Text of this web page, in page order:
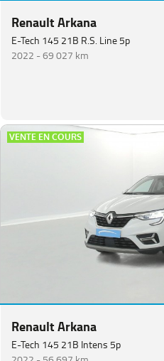
Renault Arkana
E-Tech 145 21B R.S. Line 5p
2022 -69 027 km
VENTE EN COURS
Renault Arkana
E-Tech 145 21B Intens 5p